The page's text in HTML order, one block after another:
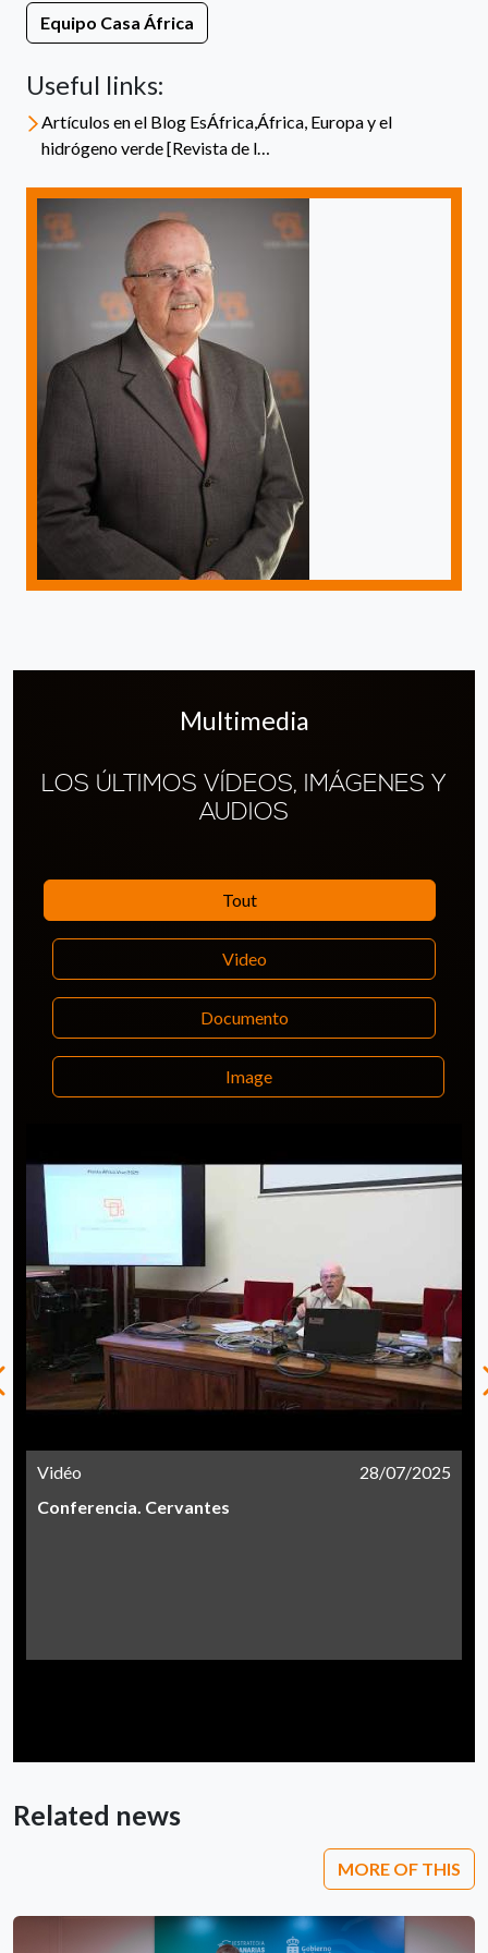
Equipo Casa África
Useful links:
Artículos en el Blog EsÁfrica,África, Europa y el
hidrógeno verde [Revista de l…
Multimedia
LOS ÚLTIMOS VÍDEOS, IMÁGENES Y
AUDIOS
Tout
Video
Documento
Image
Vidéo
28/07/2025
Conferencia. Cervantes
Related news
MORE OF THIS